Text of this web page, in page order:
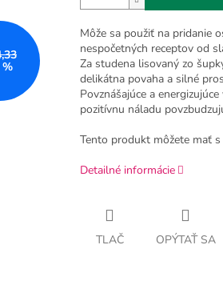
%
Môže sa použiť na pridanie
nespočetných receptov od
Za studena lisovaný zo
delikátna povaha a silné
Povznášajúce a
pozitívnu náladu
Tento produkt môžete mať
Detailné informácie
TLAČ OPÝTAŤ SA